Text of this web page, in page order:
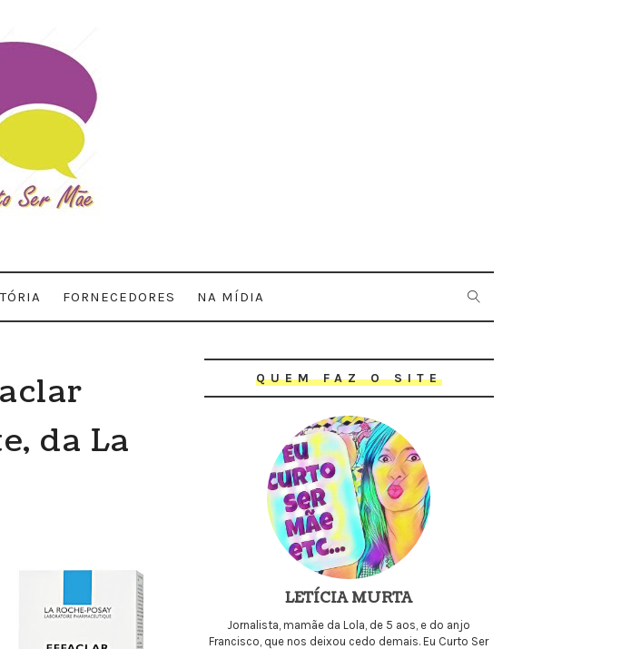
FORNECEDORES NA MÍDIA
da La
QUEM FAZ O SITE
LETÍCIA MURTA
Jornalista, mamãe da Lola, de 5 aos, e do anjo
Francisco, que nos deixou cedo demais. Eu Curto Ser